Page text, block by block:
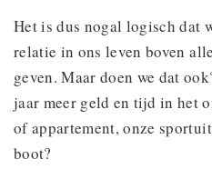
Het is dus nogal logisch dat
relatie in ons leven boven
geven. Maar doen we dat
jaar meer geld en tijd in het
of appartement, onze
boot?